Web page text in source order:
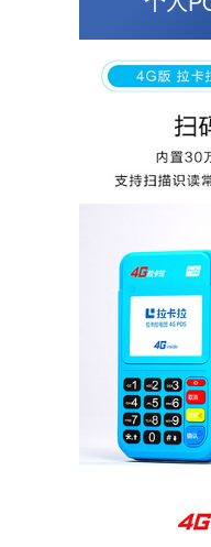
好，但是可以接受。
周先生
孙女士
收到用了还可以，朋
然给提额了，希望我
很多提额小技巧希望
杨先生